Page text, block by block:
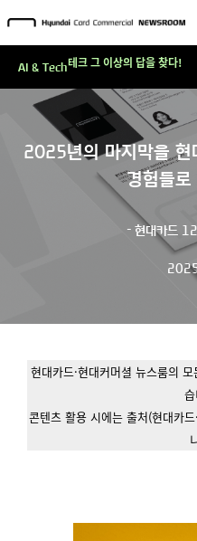
2025년의 마지막을 현
경험들로
- 현대카드
현대카드·현대커머셜 뉴스룸의
콘텐츠 활용 시에는 출처(현대카
AI & Tech
테크 그 이상의 답을 찾다!
테크 그 이상의 답을 찾다!